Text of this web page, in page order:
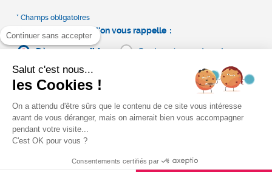
Vous souhaitez que l'on vous rappelle
Dès que possible
Sur le créneau de votre
Continuer sans accepter
Salut c'est nous...
les Cookies !
On a attendu d'être sûrs que le contenu de ce site vous intéresse
avant de vous déranger, mais on aimerait bien vous accompagner
pendant votre visite...
C'est OK pour vous ?
Consentements certifiés par